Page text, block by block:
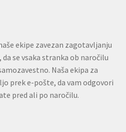
ekipe zavezan zagotavljanju
se vsaka stranka ob naročilu
Naša ekipa za
prek e-pošte, da vam odgovori
pred ali po naročilu.